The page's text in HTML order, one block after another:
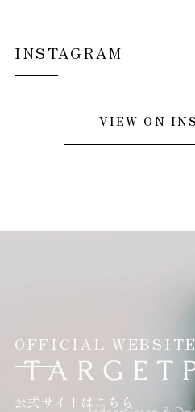
INSTAGRAM
VIEW ON
OFFICIAL WEBSITE
公式サイトはこちら